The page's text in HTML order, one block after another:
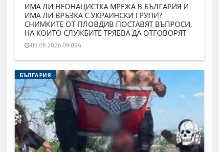
ИМА ЛИ НЕОНАЦИСТКА МРЕЖА В БЪЛГАРИЯ И
ИМА ЛИ ВРЪЗКА С УКРАИНСКИ ГРУПИ?
СНИМКИТЕ ОТ ПЛОВДИВ ПОСТАВЯТ ВЪПРОСИ,
НА КОИТО СЛУЖБИТЕ ТРЯБВА ДА ОТГОВОРЯТ
09.08.2026 09:09ч.
БЪЛГАРИЯ